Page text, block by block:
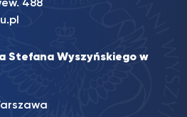
488
Stefana Wyszyńskiego w